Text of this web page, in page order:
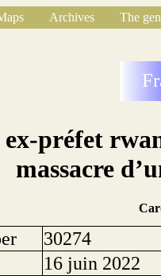
Archives
The
préfet
massacre
30274
16 juin 2022